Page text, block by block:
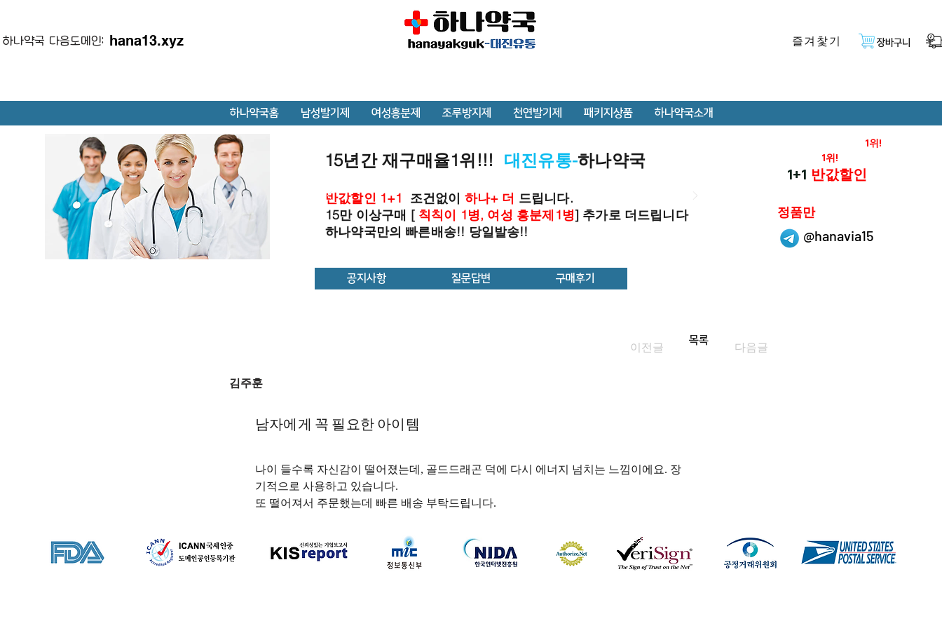
하나약국 다음도메인: hana13.xyz 즐겨찿기 장바구니
하나약국홈 남성발기제 여성흥분제 조루방지제 천연발기제 패키지상품 하나약국소개
15년간 재구매율1위!!! 대진유통-하나약국
반값할인 1+1 조건없이 하나+ 더 드립니다.
15만 이상구매 [ 칙칙이 1병, 여성 흥분제1병] 추가로 더드립니다
하나약국만의 빠른배송!! 당일발송!!
@hanavia15
1위!
1위!
1+1 반값할인
정품만
공지사항 질문답변 구매후기
이전글
목록
다음글
김주훈
남자에게 꼭 필요한 아이템
나이 들수록 자신감이 떨어졌는데, 골드드래곤 덕에 다시 에너지 넘치는 느낌이에요. 장
기적으로 사용하고 있습니다.
또 떨어져서 주문했는데 빠른 배송 부탁드립니다.